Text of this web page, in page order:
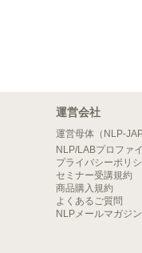
運営会社
運営母体（NLP-
NLP/LABプロファ
プライバシーポリ
セミナー受講規約
商品購入規約
よくあるご質問
NLPメールマガジ